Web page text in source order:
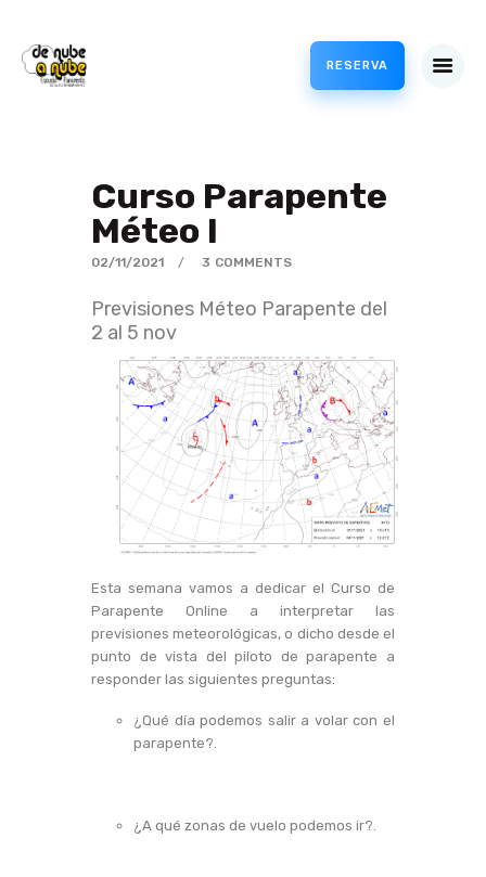
RESERVA
PROFESIONAL
TIENDA
METEO
ACCESO CLIENTES /
CANJEAR BONOS
PARAPENTE
BLOG
Curso Parapente
Méteo I
02/11/2021 3 COMMENTS
Previsiones Méteo Parapente del
2 al 5 nov
Esta semana vamos a dedicar el Curso de
Parapente Online a interpretar las
previsiones meteorológicas, o dicho desde el
punto de vista del piloto de parapente a
responder las siguientes preguntas:
¿Qué día podemos salir a volar con el
parapente?.
¿A qué zonas de vuelo podemos ir?.